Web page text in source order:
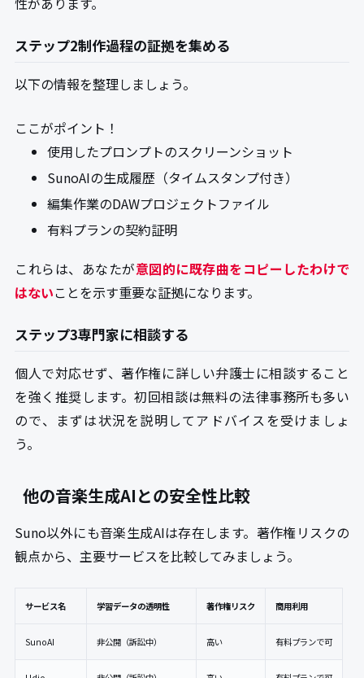
ステップ2制作過程の証拠を集める
以下の情報を整理しましょう。
ここがポイント！
使用したプロンプトのスクリーンショット
SunoAIの生成履歴（タイムスタンプ付き）
編集作業のDAWプロジェクトファイル
有料プランの契約証明
これらは、あなたが意図的に既存曲をコピーしたわけで
はないことを示す重要な証拠になります。
ステップ3専門家に相談する
個人で対応せず、著作権に詳しい弁護士に相談すること
を強く推奨します。初回相談は無料の法律事務所も多い
ので、まずは状況を説明してアドバイスを受けましょ
う。
他の音楽生成AIとの安全性比較
Suno以外にも音楽生成AIは存在します。著作権リスクの
観点から、主要サービスを比較してみましょう。
サービス名 学習データの透明性 著作権リスク 商用利用
SunoAI 非公開（訴訟中） 高い 有料プランで可